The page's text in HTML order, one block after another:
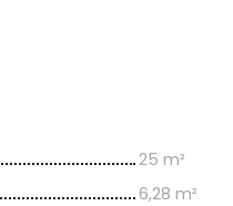
25 m²
6,28 m²